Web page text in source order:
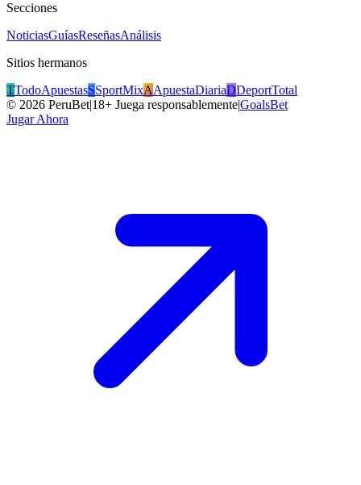
Secciones
NoticiasGuíasReseñasAnálisis
Sitios hermanos
TTodoApuestasSSportMixAApuestaDiariaDDeportTotal
© 2026 PeruBet|18+ Juega responsablemente|GoalsBet
Jugar Ahora